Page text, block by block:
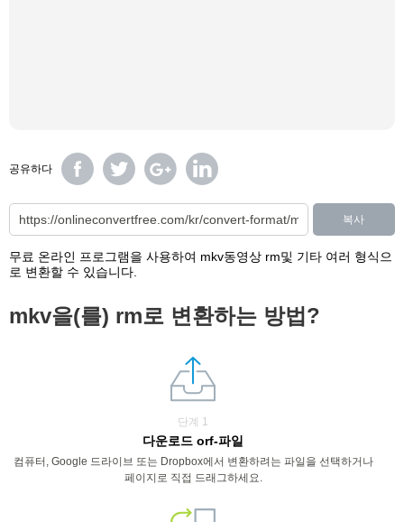
공유하다
복사
무료 온라인 프로그램을 사용하여 mkv동영상 rm및 기타 여러 형식으
로 변환할 수 있습니다.
mkv을(를) rm로 변환하는 방법?
단계 1
다운로드 orf-파일
컴퓨터, Google 드라이브 또는 Dropbox에서 변환하려는 파일을 선택하거나
페이지로 직접 드래그하세요.